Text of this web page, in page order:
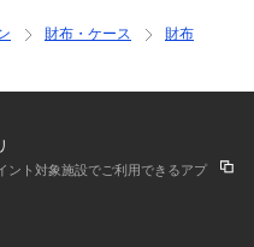
財布・ケース
財布
ント対象施設でご利用できるアプ